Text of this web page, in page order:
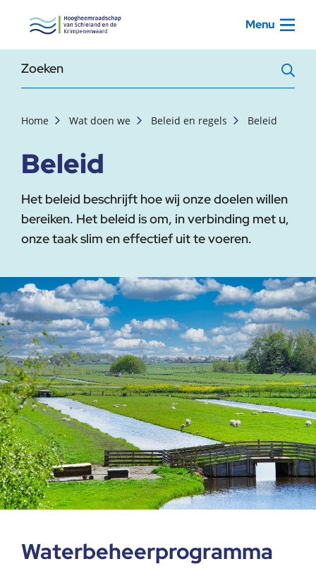
, startpagina Menu
Zoekterm
Home Wat doen we Beleid en regels Beleid
Beleid
Het beleid beschrijft hoe wij onze doelen willen
bereiken. Het beleid is om, in verbinding met u,
onze taak slim en effectief uit te voeren.
Waterbeheerprogramma